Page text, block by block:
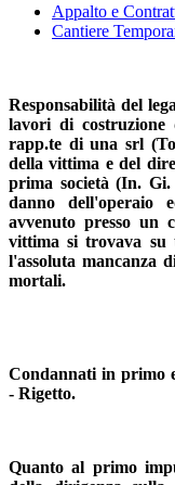
Appalto e
Cantiere
Responsabilità del
lavori di costruzione
rapp.te di una srl
della vittima e del
prima società(In. Gi.
danno
avvenuto presso un
vittima si trovava su
l'assoluta mancanza
mortali.
Condannati in primo
- Rigetto.
Quanto al primo